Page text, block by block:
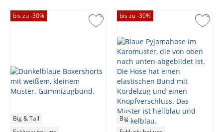
bis zu -30%
Big & Tall
bis zu -30%
Big